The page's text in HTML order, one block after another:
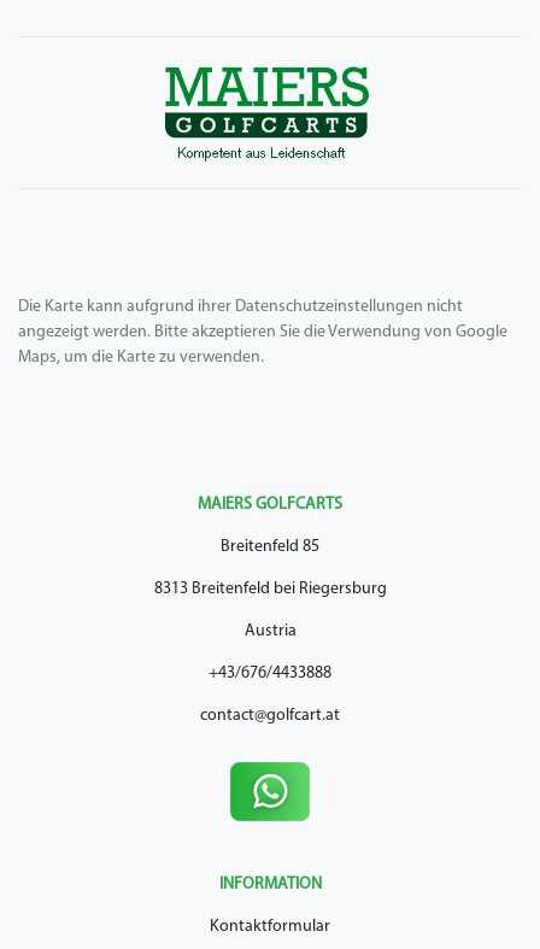
Die Karte kann aufgrund ihrer Datenschutzeinstellungen nicht
angezeigt werden. Bitte akzeptieren Sie die Verwendung von Google
Maps, um die Karte zu verwenden.
MAIERS GOLFCARTS
Breitenfeld 85
8313 Breitenfeld bei Riegersburg
Austria
+43/676/4433888
contact@golfcart.at
INFORMATION
Kontaktformular